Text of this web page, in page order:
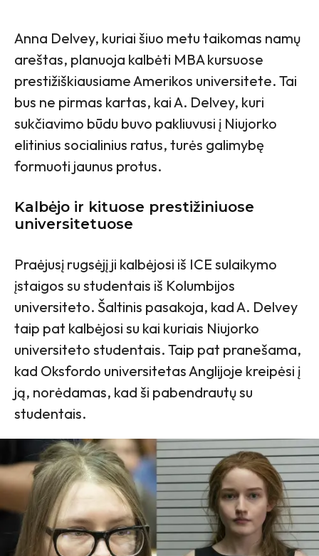
Anna Delvey, kuriai šiuo metu taikomas namų
areštas, planuoja kalbėti MBA kursuose
prestižiškiausiame Amerikos universitete. Tai
bus ne pirmas kartas, kai A. Delvey, kuri
sukčiavimo būdu buvo pakliuvusi į Niujorko
elitinius socialinius ratus, turės galimybę
formuoti jaunus protus.
Kalbėjo ir kituose prestižiniuose
universitetuose
Praėjusį rugsėjį ji kalbėjosi iš ICE sulaikymo
įstaigos su studentais iš Kolumbijos
universiteto. Šaltinis pasakoja, kad A. Delvey
taip pat kalbėjosi su kai kuriais Niujorko
universiteto studentais. Taip pat pranešama,
kad Oksfordo universitetas Anglijoje kreipėsi į
ją, norėdamas, kad ši pabendrautų su
studentais.